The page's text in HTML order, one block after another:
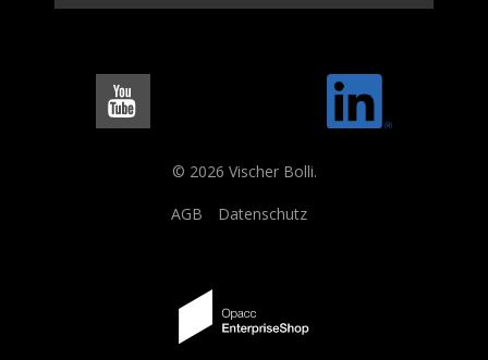
© 2026 Vischer Bolli.
AGB Datenschutz